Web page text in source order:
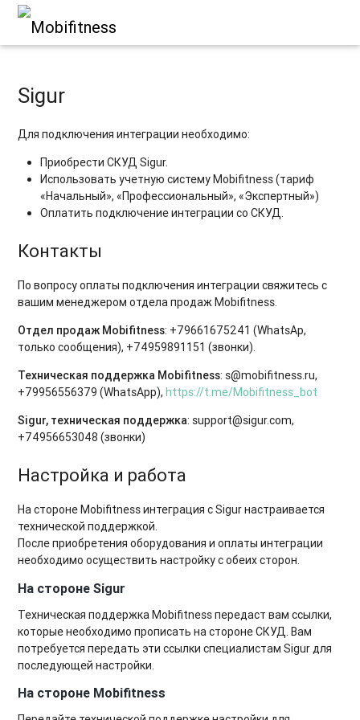
Sigur
Для подключения интеграции необходимо:
Приобрести СКУД Sigur.
Использовать учетную систему Mobifitness (тариф
«Начальный», «Профессиональный», «Экспертный»)
Оплатить подключение интеграции со СКУД.
Контакты
По вопросу оплаты подключения интеграции свяжитесь с
вашим менеджером отдела продаж Mobifitness.
Отдел продаж Mobifitness: +79661675241 (WhatsAp,
только сообщения), +74959891151 (звонки).
Техническая поддержка Mobifitness: s@mobifitness.ru,
+79956556379 (WhatsApp),https://t.me/Mobifitness_bot
Sigur, техническая поддержка: support@sigur.com,
+74956653048 (звонки)
Настройка и работа
На стороне Mobifitness интеграция с Sigur настраивается
технической поддержкой.
После приобретения оборудования и оплаты интеграции
необходимо осуществить настройку с обеих сторон.
На стороне Sigur
Техническая поддержка Mobifitness передаст вам ссылки,
которые необходимо прописать на стороне СКУД. Вам
потребуется передать эти ссылки специалистам Sigur для
последующей настройки.
На стороне Mobifitness